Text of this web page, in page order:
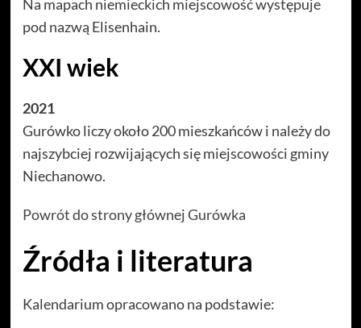
Na mapach niemieckich miejscowość występuje
pod nazwą Elisenhain.
XXI wiek
2021
Gurówko liczy około 200 mieszkańców i należy do
najszybciej rozwijających się miejscowości gminy
Niechanowo.
Powrót do strony głównej Gurówka
Źródła i literatura
Kalendarium opracowano na podstawie: